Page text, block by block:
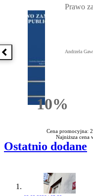
Poprzednia książka
10%Rabatu
Prawo
Andrzela
Cena promocyjna:
Najniższa cena
Ostatnio dodane